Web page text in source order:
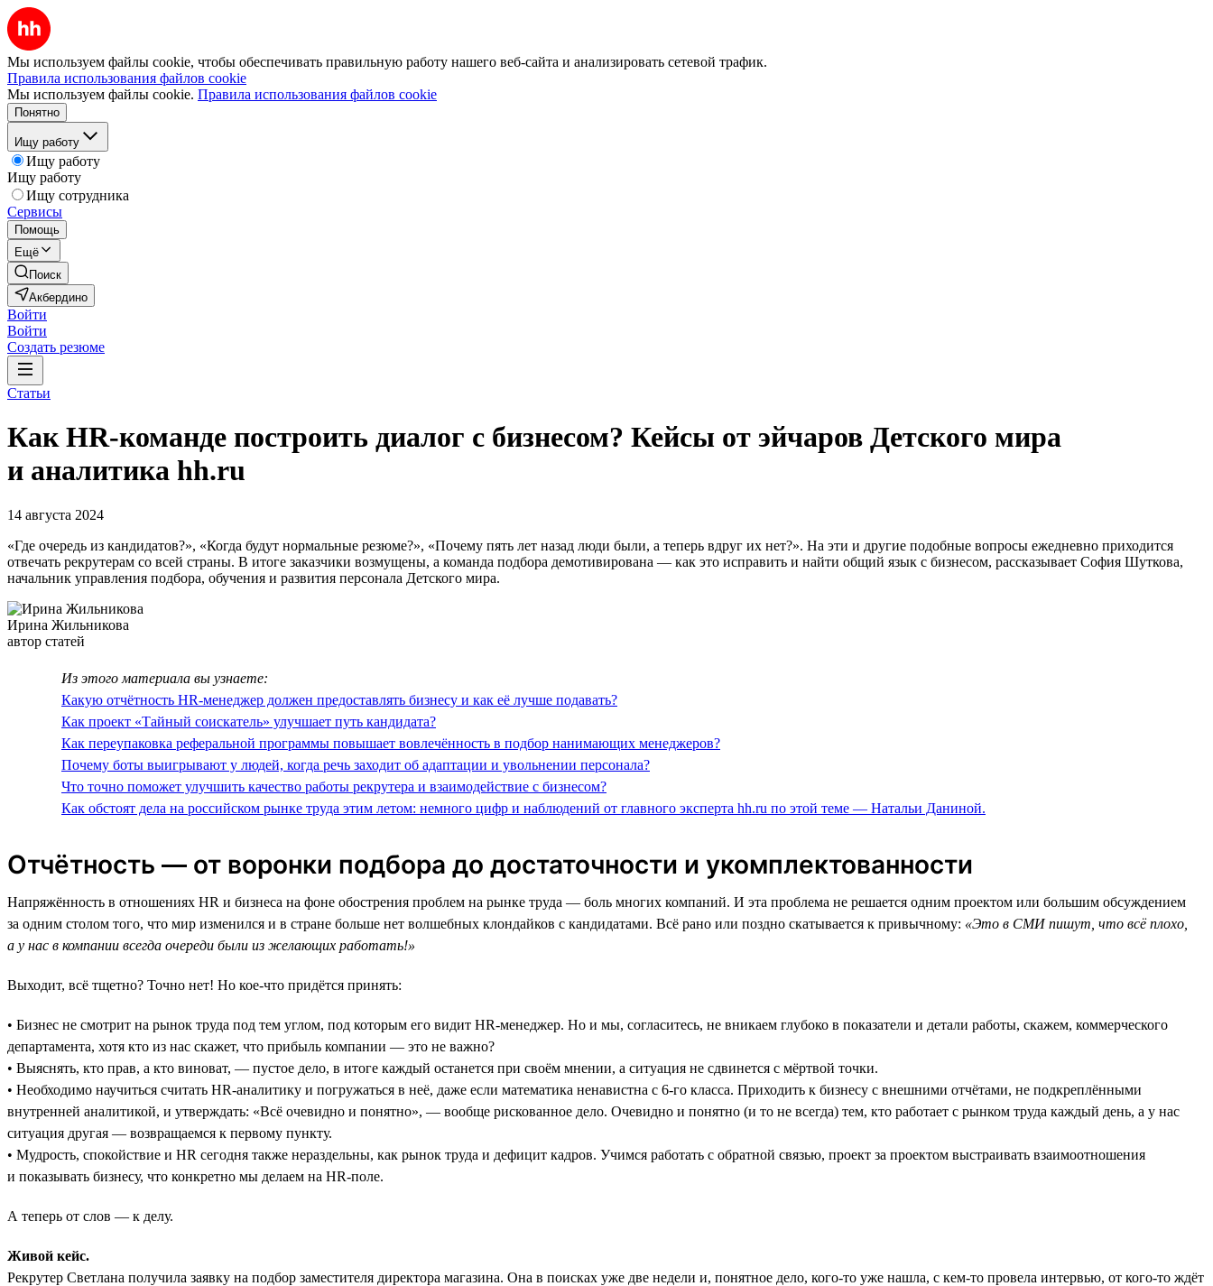
Мы используем файлы cookie, чтобы обеспечивать правильную работу нашего веб-сайта и анализировать сетевой трафик.
Правила использования файлов cookie
Мы используем файлы cookie. Правила использования файлов cookie
Понятно
Ищу работу
Ищу работу
Ищу работу
Ищу сотрудника
Сервисы
Помощь
Ещё
Поиск
Акбердино
Войти
Войти
Создать резюме
Статьи
Как HR-команде построить диалог с бизнесом? Кейсы от эйчаров Детского мира
и аналитика hh.ru
14 августа 2024
«Где очередь из кандидатов?», «Когда будут нормальные резюме?», «Почему пять лет назад люди были, а теперь вдруг их нет?». На эти и другие подобные вопросы ежедневно приходится
отвечать рекрутерам со всей страны. В итоге заказчики возмущены, а команда подбора демотивирована — как это исправить и найти общий язык с бизнесом, рассказывает София Шуткова,
начальник управления подбора, обучения и развития персонала Детского мира.
Ирина Жильникова
автор статей
Из этого материала вы узнаете:
Какую отчётность HR-менеджер должен предоставлять бизнесу и как её лучше подавать?
Как проект «Тайный соискатель» улучшает путь кандидата?
Как переупаковка реферальной программы повышает вовлечённость в подбор нанимающих менеджеров?
Почему боты выигрывают у людей, когда речь заходит об адаптации и увольнении персонала?
Что точно поможет улучшить качество работы рекрутера и взаимодействие с бизнесом?
Как обстоят дела на российском рынке труда этим летом: немного цифр и наблюдений от главного эксперта hh.ru по этой теме — Натальи Даниной.
Отчётность — от воронки подбора до достаточности и укомплектованности
Напряжённость в отношениях HR и бизнеса на фоне обострения проблем на рынке труда — боль многих компаний. И эта проблема не решается одним проектом или большим обсуждением
за одним столом того, что мир изменился и в стране больше нет волшебных клондайков с кандидатами. Всё рано или поздно скатывается к привычному: «Это в СМИ пишут, что всё плохо,
а у нас в компании всегда очереди были из желающих работать!»
Выходит, всё тщетно? Точно нет! Но кое-что придётся принять:
• Бизнес не смотрит на рынок труда под тем углом, под которым его видит HR-менеджер. Но и мы, согласитесь, не вникаем глубоко в показатели и детали работы, скажем, коммерческого
департамента, хотя кто из нас скажет, что прибыль компании — это не важно?
• Выяснять, кто прав, а кто виноват, — пустое дело, в итоге каждый останется при своём мнении, а ситуация не сдвинется с мёртвой точки.
• Необходимо научиться считать HR-аналитику и погружаться в неё, даже если математика ненавистна с 6-го класса. Приходить к бизнесу с внешними отчётами, не подкреплёнными
внутренней аналитикой, и утверждать: «Всё очевидно и понятно», — вообще рискованное дело. Очевидно и понятно (и то не всегда) тем, кто работает с рынком труда каждый день, а у нас
ситуация другая — возвращаемся к первому пункту.
• Мудрость, спокойствие и HR сегодня также нераздельны, как рынок труда и дефицит кадров. Учимся работать с обратной связью, проект за проектом выстраивать взаимоотношения
и показывать бизнесу, что конкретно мы делаем на HR-поле.
А теперь от слов — к делу.
Живой кейс.
Рекрутер Светлана получила заявку на подбор заместителя директора магазина. Она в поисках уже две недели и, понятное дело, кого-то уже нашла, с кем-то провела интервью, от кого-то ждёт